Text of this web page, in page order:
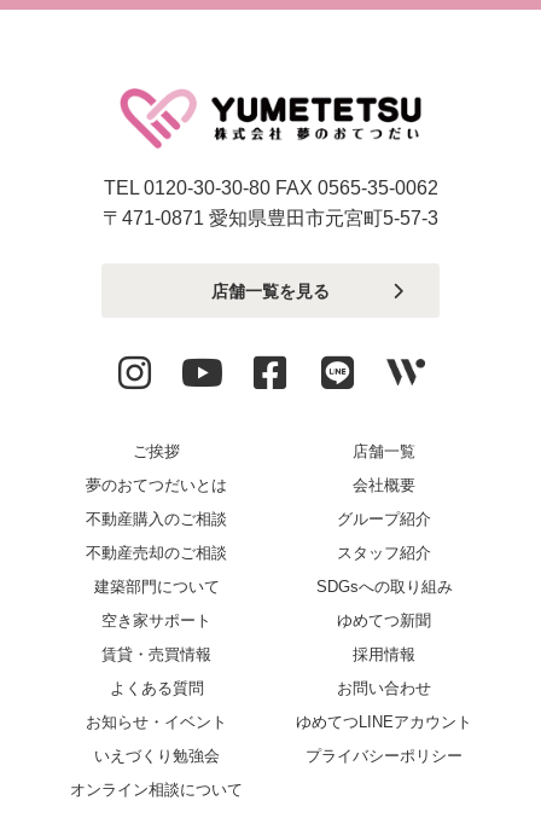
TEL 0120-30-30-80 FAX 0565-35-0062
〒471-0871 愛知県豊田市元宮町5-57-3
店舗一覧を見る
ご挨拶
夢のおてつだいとは
不動産購入のご相談
不動産売却のご相談
建築部門について
空き家サポート
賃貸・売買情報
よくある質問
お知らせ・イベント
いえづくり勉強会
オンライン相談について
店舗一覧
会社概要
グループ紹介
スタッフ紹介
SDGsへの取り組み
ゆめてつ新聞
採用情報
お問い合わせ
ゆめてつLINEアカウント
プライバシーポリシー